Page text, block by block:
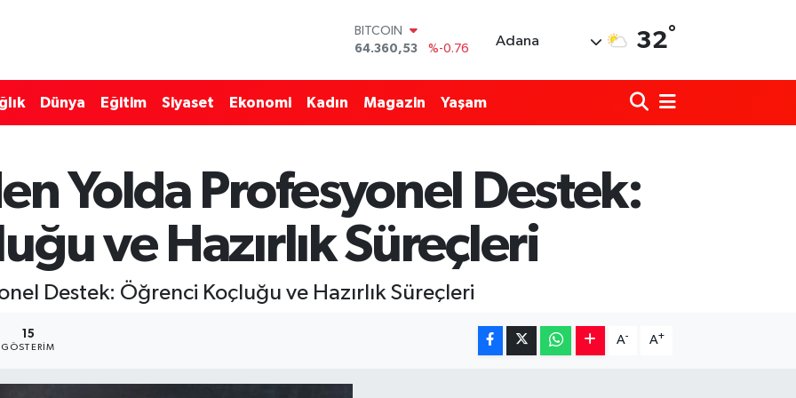
64.360,53
DOLAR
EURO
55,0265
%0.01
BİST100
13.887
%64
Adana 32°
Dünya Eğitim Siyaset Ekonomi Kadın Magazin Yaşam
Yolda Profesyonel Destek:
ve Hazırlık Süreçleri
Destek: Öğrenci Koçluğu ve Hazırlık Süreçleri
15
GÖSTERIM
A- A+